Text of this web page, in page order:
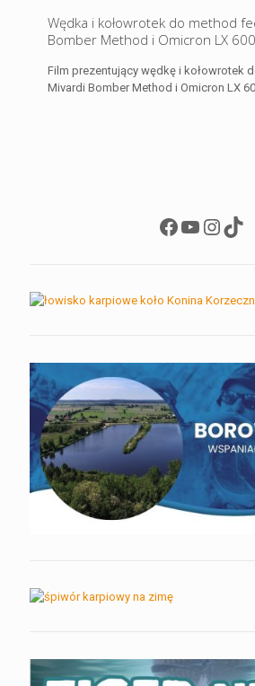
Wędka i kołowrotek do method
Bomber Method i Omicron LX
Film prezentujący wędkę i kołowrotek
Mivardi Bomber Method i Omicron LX
Facebook
YouTube